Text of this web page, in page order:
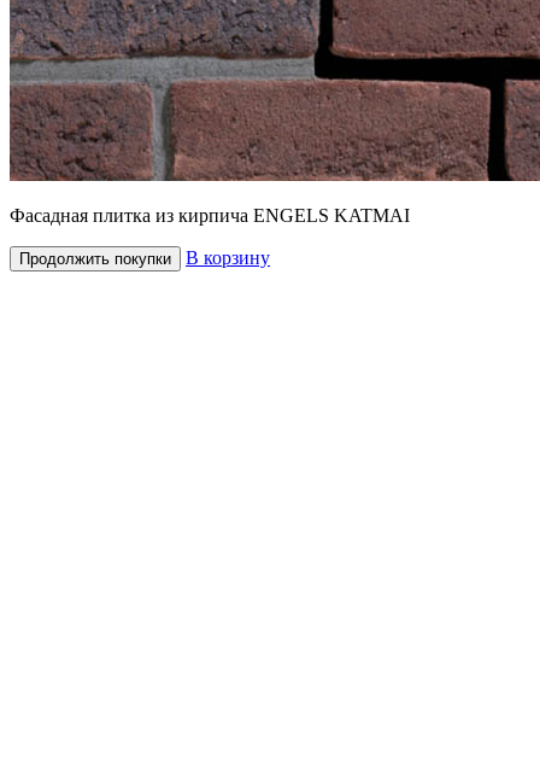
Фасадная плитка из кирпича ENGELS KATMAI
Продолжить покупки В корзину